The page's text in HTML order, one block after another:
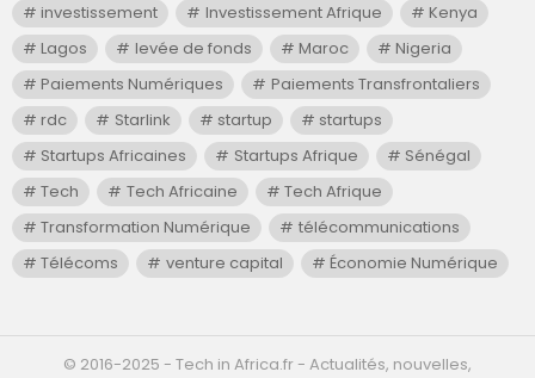
investissement
Investissement Afrique
Kenya
Lagos
levée de fonds Maroc
Nigeria
Paiements Numériques
Paiements Transfrontaliers
rdc
Starlink startup
startups
Startups Africaines
Startups Afrique
Sénégal
Tech
Tech Africaine
Tech Afrique
Transformation Numérique
télécommunications
Télécoms
venture capital Économie Numérique
©️ 2016-2025 - Tech in Africa.fr - Actualités, nouvelles,